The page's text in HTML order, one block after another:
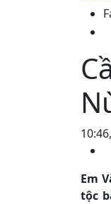
Em
tộc